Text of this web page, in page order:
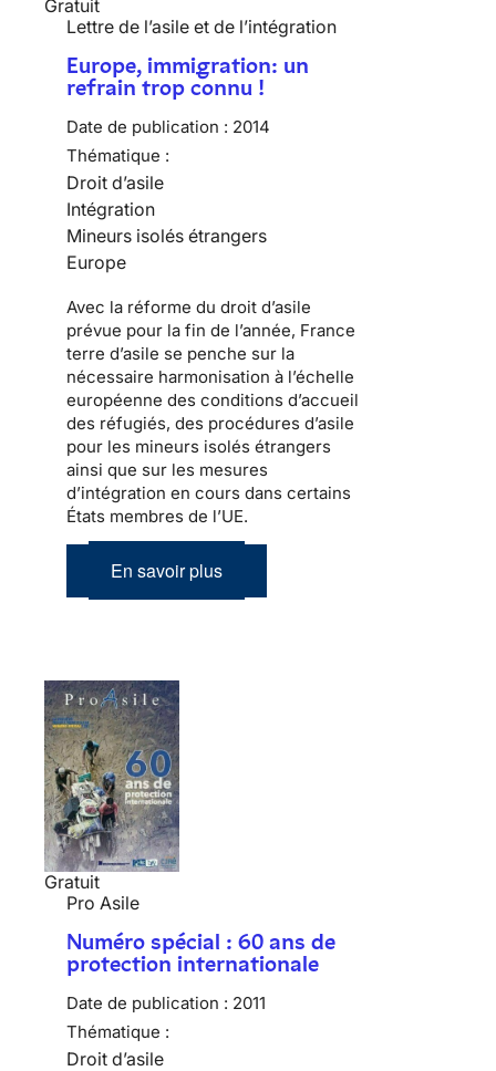
Gratuit
Lettre de l’asile et de l’intégration
Europe, immigration: un
refrain trop connu !
Date de publication : 2014
Thématique :
Droit d’asile
Intégration
Mineurs isolés étrangers
Europe
Avec la réforme du droit d’asile
prévue pour la fin de l’année, France
terre d’asile se penche sur la
nécessaire harmonisation à l’échelle
européenne des conditions d’accueil
des réfugiés, des procédures d’asile
pour les mineurs isolés étrangers
ainsi que sur les mesures
d’intégration en cours dans certains
États membres de l’UE.
En savoir plus
Gratuit
Pro Asile
Numéro spécial : 60 ans de
protection internationale
Date de publication : 2011
Thématique :
Droit d’asile